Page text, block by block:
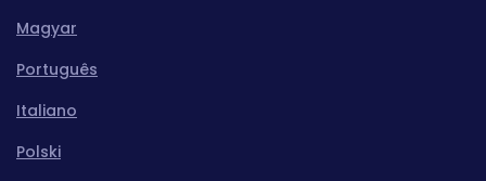
Magyar
Português
Italiano
Polski